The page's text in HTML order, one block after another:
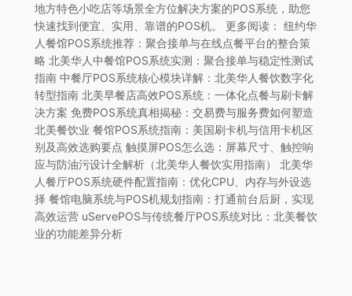
地方特色小吃店等场景全方位解决方案的POS系统，助您
快速找到便宜、实用、靠谱的POS机。 更多阅读： 纽约华
人餐馆POS系统推荐：聚合接单与在线点餐平台的整合策
略 北美华人中餐馆POS系统实测：聚合接单与稳定性测试
指南 中餐厅POS系统核心模块详解：北美华人餐饮数字化
转型指南 北美早餐店高效POS系统：一体化点餐与刷卡解
决方案 免费POS系统真相揭秘：交易费与服务费如何塑造
北美餐饮业 餐馆POS系统指南：美国刷卡机与信用卡机区
别及高效选购要点 触摸屏POS怎么选：屏幕尺寸、触控响
应与防油污设计全解析（北美华人餐饮实用指南） 北美华
人餐厅POS系统硬件配置指南：优化CPU、内存与外设选
择 餐馆电脑系统与POS机规划指南：打通前台后厨，实现
高效运营 uServePOS与传统餐厅POS系统对比：北美餐饮
业的功能差异分析